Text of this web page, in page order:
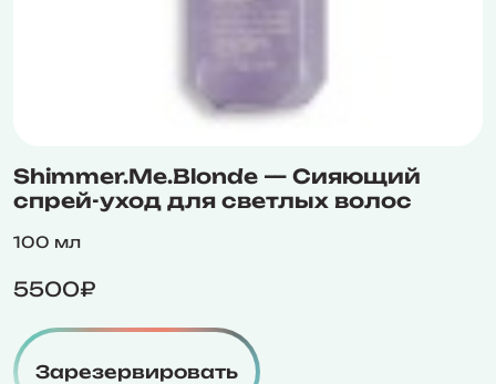
Shimmer.Me.Blonde — Сияющий
спрей-уход для светлых волос
100 мл
5500₽
Зарезервировать